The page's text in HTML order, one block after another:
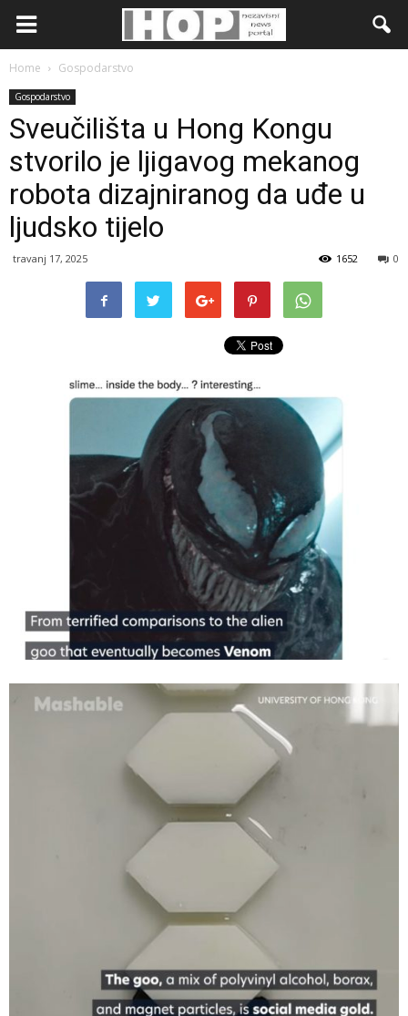
Home Gospodarstvo
Gospodarstvo
Sveučilišta u Hong Kongu
stvorilo je ljigavog mekanog
robota dizajniranog da uđe u
ljudsko tijelo
travanj 17, 2025 0
1652